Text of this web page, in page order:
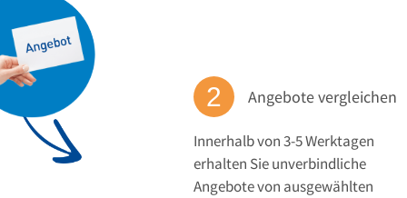
Angebote vergleichen
Innerhalb von 3-5 Werktagen
erhalten Sie unverbindliche
Angebote von ausgewählten